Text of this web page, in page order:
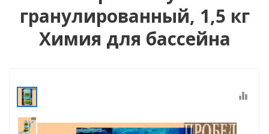
бассейнов
гранулированный, 1,5 кг
Химия для бассейна
equalizer